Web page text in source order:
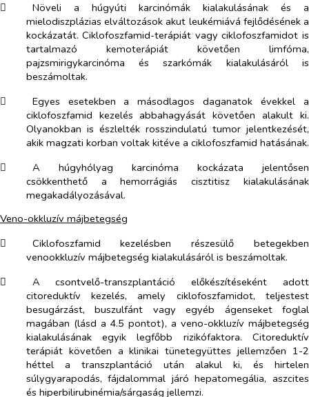
​
Növeli a húgyúti karcinómák kialakulásának és a
mielodiszplázias elváltozások akut leukémiává fejlődésének a
kockázatát. Ciklofoszfamid-terápiát vagy ciklofoszfamidot is
tartalmazó kemoterápiát követően limfóma,
pajzsmirigykarcinóma és szarkómák kialakulásáról is
beszámoltak.
​
Egyes esetekben a másodlagos daganatok évekkel a
ciklofoszfamid kezelés abbahagyását követően alakult ki.
Olyanokban is észlelték rosszindulatú tumor jelentkezését,
akik magzati korban voltak kitéve a ciklofoszfamid hatásának.
​
A húgyhólyag karcinóma kockázata jelentősen
csökkenthető a hemorrágiás cisztitisz kialakulásának
megakadályozásával.
Veno-okkluzív májbetegség
​
Ciklofoszfamid kezelésben részesülő betegekben
venookkluzív májbetegség kialakulásáról is beszámoltak.
​
A csontvelő-transzplantáció előkészítéseként adott
citoreduktív kezelés, amely ciklofoszfamidot, teljestest
besugárzást, buszulfánt vagy egyéb ágenseket foglal
magában (lásd a 4.5 pontot), a veno-okkluzív májbetegség
kialakulásának egyik legfőbb rizikófaktora. Citoreduktív
terápiát követően a klinikai tünetegyüttes jellemzően 1-2
héttel a transzplantáció után alakul ki, és hirtelen
súlygyarapodás, fájdalommal járó hepatomegália, aszcites
és hiperbilirubinémia/sárgaság jellemzi.